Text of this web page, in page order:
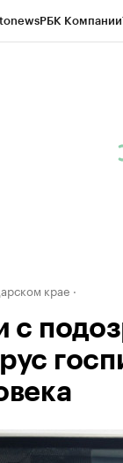
РБК Компании
крае
с